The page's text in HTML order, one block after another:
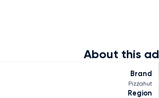
About this ad
Brand
Pizzahut
Region